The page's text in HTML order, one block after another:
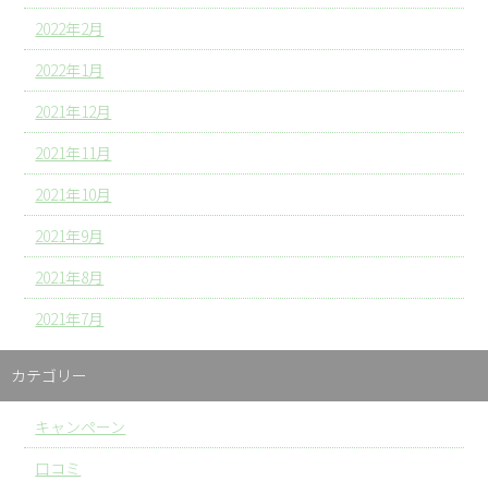
2022年2月
2022年1月
2021年12月
2021年11月
2021年10月
2021年9月
2021年8月
2021年7月
カテゴリー
キャンペーン
口コミ